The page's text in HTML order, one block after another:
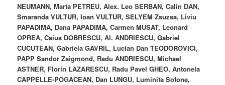
NEUMANN, Marta PETREU, Alex. Leo SERBAN, Calin DAN,
Smaranda VULTUR, Ioan VULTUR, SELYEM Zsuzsa, Liviu
PAPADIMA, Dana PAPADIMA, Carmen MUSAT, Leonard
OPREA, Caius DOBRESCU, Al. ANDRIESCU, Gabriel
CUCUTEAN, Gabriela GAVRIL, Lucian Dan TEODOROVICI,
PAPP Sandor Zsigmond, Radu ANDRIESCU, Michael
ASTNER, Florin LAZARESCU, Radu Pavel GHEO, Antonela
CAPPELLE-POGACEAN, Dan LUNGU, Luminita Sofone,